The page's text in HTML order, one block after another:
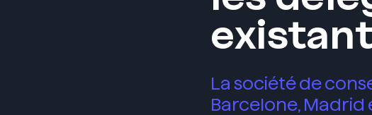
La société de
Barcelone, Madrid